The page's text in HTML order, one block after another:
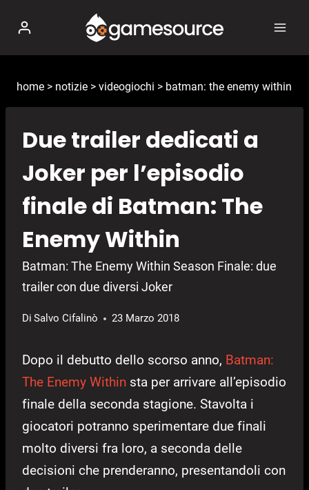
contenuto
home > notizie > videogiochi > batman: the enemy within
Due trailer dedicati a
Joker per l’episodio
finale di Batman: The
Enemy Within
Batman: The Enemy Within Season Finale: due
trailer con due diversi Joker
Di Salvo Cifalinò 23 Marzo 2018
Dopo il debutto dello scorso anno, Batman:
The Enemy Within sta per arrivare all’episodio
finale della seconda stagione. Stavolta i
giocatori potranno sperimentare due finali
molto diversi fra loro, a seconda delle
decisioni che prenderanno, presentandoli con